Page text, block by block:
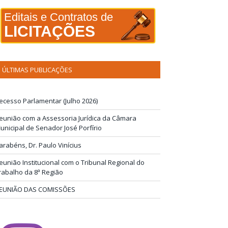
Editais e Contratos de
LICITAÇÕES
ÚLTIMAS PUBLICAÇÕES
Parlamentar (Julho 2026)
com a Assessoria Jurídica da Câmara
de Senador José Porfírio
Dr. Paulo Vinícius
Institucional com o Tribunal Regional do
da 8ª Região
DAS COMISSÕES